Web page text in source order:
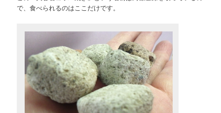
で、食べられるのはここだけです。